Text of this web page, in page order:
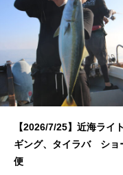
【2026/7/25】近海ライ
ギング、タイラバ ショ
便